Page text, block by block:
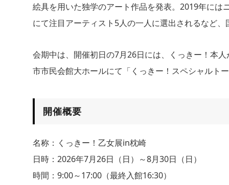
絵具を用いた独学のアート作品を発表。2019年には
にて注目アーティスト5人の一人に選出されるなど
会期中は、開催初日の7月26日には、くっきー！本
市市民会館大ホールにて「くっきー！スペシャルト
開催概要
名称：くっきー！乙女展in枕崎
日時：2026年7月26日（日）～8月30日（日）
時間：9:00～17:00（最終入館16:30）